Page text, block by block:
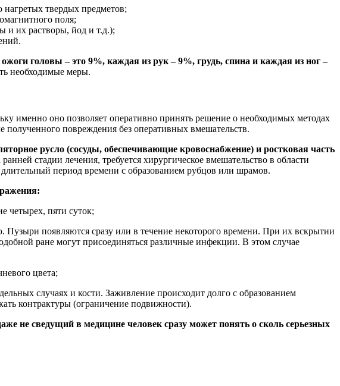
нагретых твердых предметов;
поля;
и их растворы, йод и т.д.);
головы – это 9%, каждая из рук – 9%, грудь, спина и каждая из ног –
необходимые меры.
именно оно позволяет оперативно принять решение о необходимых методах
полученного повреждения без оперативных вмешательств.
русло (сосуды, обеспечивающие кровоснабжение) и ростковая часть
стадии лечения, требуется хирургическое вмешательство в области
длительный период времени с образованием рубцов или шрамов.
четырех, пяти суток;
появляются сразу или в течение некоторого времени. При их вскрытии
ране могут присоединяться различные инфекции. В этом случае
цвета;
случаях и кости. Заживление происходит долго с образованием
контрактуры (ограничение подвижности).
не сведущий в медицине человек сразу может понять о сколь серьезных